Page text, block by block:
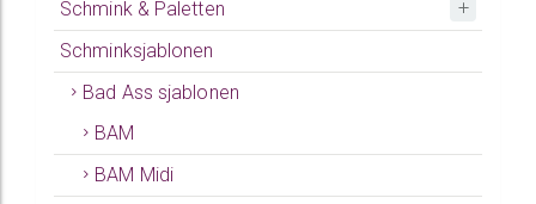
Schmink & Paletten
Schminksjablonen
Bad Ass sjablonen
BAM
BAM Midi